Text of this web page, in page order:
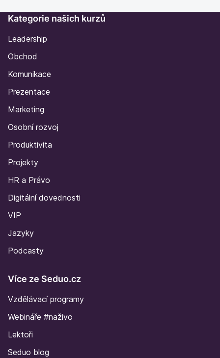
Kategorie našich kurzů
Leadership
Obchod
Komunikace
Prezentace
Marketing
Osobní rozvoj
Produktivita
Projekty
HR a Právo
Digitální dovednosti
VIP
Jazyky
Podcasty
Více ze Seduo.cz
Vzdělávací programy
Webináře #naživo
Lektoři
Seduo blog